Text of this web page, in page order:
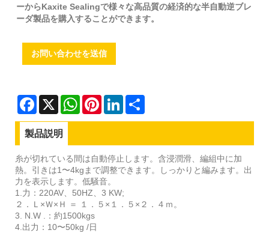
ーからKaxite Sealingで様々な高品質の経済的な半自動逆ブレ
ーダ製品を購入することができます。
お問い合わせを送信
Facebook
X WhatsAppPinterestLinkedIn
製品説明
糸が切れている間は自動停止します。含浸潤滑、編組中に加
熱。引きは1〜4kgまで調整できます。しっかりと編みます。出
力を表示します。低騒音。
1.力：220AV、50HZ、3 KW;
２．Ｌ×Ｗ×Ｈ ＝ １．５×１．５×２．４ｍ。
3. N.W .：約1500kgs
4.出力：10〜50kg /日